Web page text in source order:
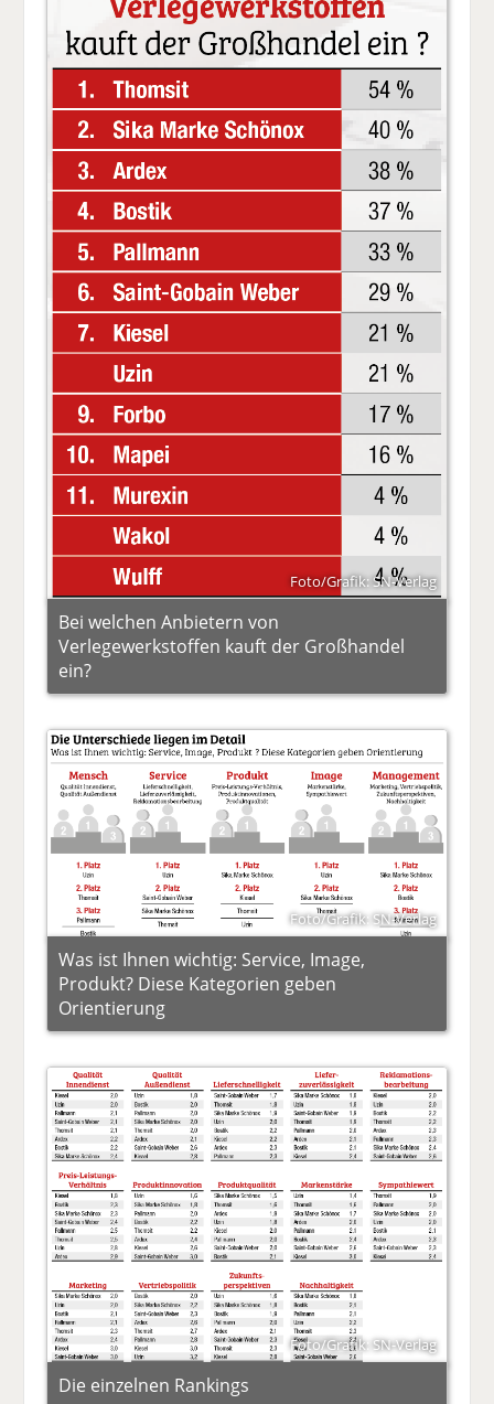
Foto/Grafik: SN-Verlag
Bei welchen Anbietern von
Verlegewerkstoffen kauft der Großhandel
ein?
Foto/Grafik: SN-Verlag
Was ist Ihnen wichtig: Service, Image,
Produkt? Diese Kategorien geben
Orientierung
Foto/Grafik: SN-Verlag
Die einzelnen Rankings